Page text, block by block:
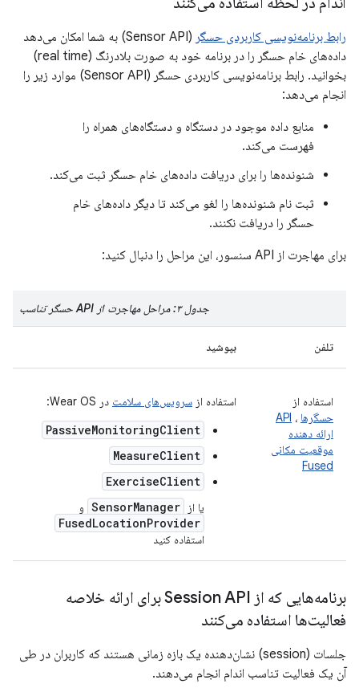
رابط برنامه‌نویسی کاربردی حسگر
(Sensor API) به شما امکان می‌دهد
داده‌های خام حسگر را در برنامه خود به صورت بلادرنگ (real time)
بخوانید. رابط برنامه‌نویسی کاربردی حسگر (Sensor API) موارد زیر را
انجام می‌دهد:
منابع داده موجود در دستگاه و دستگاه‌های همراه را
فهرست می‌کند.
شنونده‌ها را برای دریافت داده‌های خام حسگر ثبت می‌کند.
ثبت نام شنونده‌ها را لغو می‌کند تا دیگر داده‌های خام
حسگر را دریافت نکنند.
برای مهاجرت از API سنسور، این مراحل را دنبال کنید:
جدول ۳: مراحل مهاجرت از API حسگر تناسب
تلفن بپوشید
استفاده از
حسگرها ، API
ارائه دهنده
موقعیت مکانی
Fused
استفاده از سرویس‌های سلامت در Wear OS:
PassiveMonitoringClient
MeasureClient
ExerciseClient
یا از SensorManager و
FusedLocationProvider
استفاده کنید
برنامه‌هایی که از Session API برای ارائه خلاصه
فعالیت‌ها استفاده می‌کنند
جلسات (session) نشان‌دهنده یک بازه زمانی هستند که کاربران در طی
آن یک فعالیت تناسب اندام انجام می‌دهند.